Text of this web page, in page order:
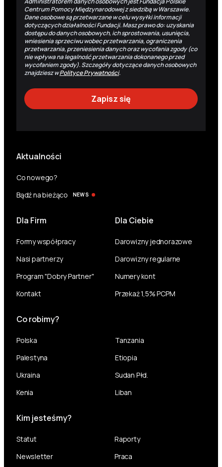
Centrum Pomocy Międzynarodowej z siedzibą w Warszawie.
Dane osobowe są przetwarzane w celu wysyłki informacji
dotyczących działalności Fundacji. Masz prawo do: uzyskania
dostępu do danych osobowych, ich sprostowania, usunięcia,
wniesienia sprzeciwu wobec przetwarzania, ograniczenia
przetwarzania, przeniesienia danych oraz wycofania zgody (co
nie wpływa na legalność przetwarzania dokonanego przed
wycofaniem zgody). Szczegóły dotyczące danych osobowych
znajdziesz wPolityce Prywatności.
Aktualności
Co nowego?
Bądź na bieżąco
NEWS
Dla Firm
Formy współpracy
Nasi partnerzy
Program "Dobry Partner"
Kontakt
Dla Ciebie
Darowizny jednorazowe
Darowizny regularne
Numery kont
Przekaż 1,5% PCPM
Co robimy?
Polska
Palestyna
Ukraina
Kenia
Tanzania
Etiopia
Sudan Płd.
Liban
Kim jesteśmy?
Statut
Raporty
Newsletter
Praca